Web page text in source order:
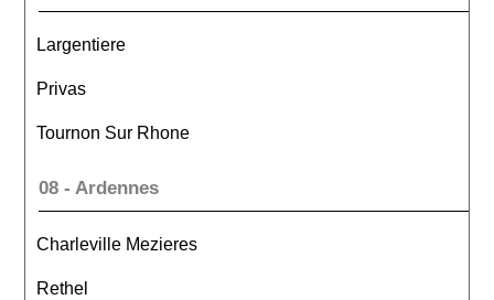
Largentiere
Privas
Tournon Sur Rhone
08 - Ardennes
Charleville Mezieres
Rethel